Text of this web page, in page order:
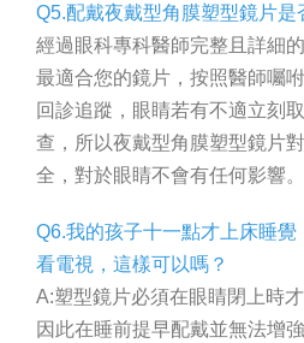
Q5.配戴夜戴型角膜塑型鏡片是
經過眼科專科醫師完整且詳細
最適合您的鏡片，按照醫師囑
回診追蹤，眼睛若有不適立刻
查，所以夜戴型角膜塑型鏡片
全，對於眼睛不會有任何影響。
Q6.我的孩子十一點才上床睡
看電視，這樣可以嗎？
A:塑型鏡片必須在眼睛閉上時
因此在睡前提早配戴並無法增